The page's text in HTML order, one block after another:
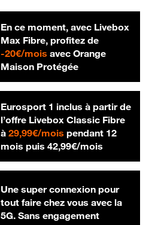
En ce moment, avec Livebox
Max Fibre, profitez de
-20€/mois20 € par mois
avec Orange
Maison Protégée
Eurosport 1 inclus à partir de
l’offre Livebox Classic Fibre
à 29,99€/mois29,99 € par mois
pendant 12
mois puis 42,99€/mois42,99 € par
Une super connexion pour
tout faire chez vous avec la
5G. Sans engagement